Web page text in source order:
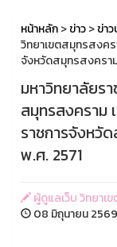
หน้าหลัก>ข่าว>ข่า
วิทยาเขตสมุทรสงค
จังหวัดสมุทรสงครา
มหาวิทยาลัยร
สมุทรสงคราม
ราชการจังหวั
พ.ศ. 2571
ผู้ดูแลเว็บ วิทยาเ
08 มิถุนายน